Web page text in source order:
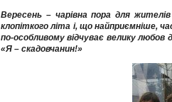
Вересень – чарівна пора для
клопіткого літа і, що найприємніше,
по-особливому відчуває велику любов
«Я – скадовчанин!»